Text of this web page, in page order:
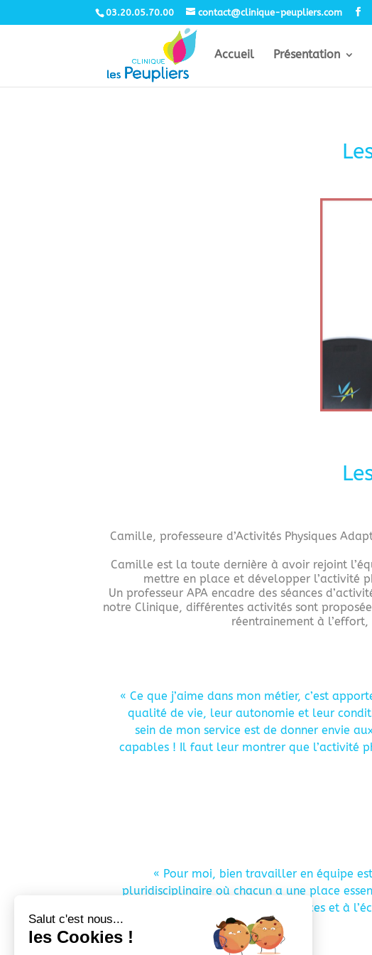
03.20.05.70.00 contact@clinique-peupliers.com
Accueil Présentation
Camille, professeure d’Activités Physiques
Camille est la toute dernière à avoir rejoint
mettre en place et développer l’activité
Un professeur APA encadre des séances
notre Clinique, différentes activités sont
réentrainement à
« Ce que j’aime dans mon métier, c’est
qualité de vie, leur autonomie et leur
sein de mon service est de donner envie
capables ! Il faut leur montrer que l’activité
« Pour moi, bien travailler en équipe
pluridisciplinaire où chacun a une place
complices et à
Salut c'est nous...
les Cookies !